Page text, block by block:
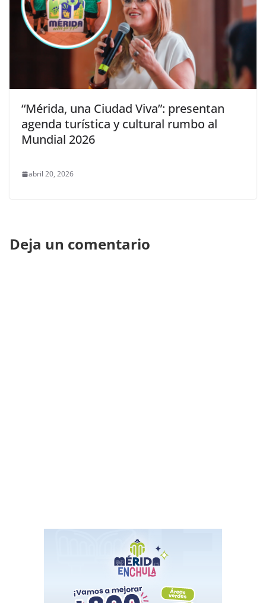
“Mérida, una Ciudad Viva”: presentan
agenda turística y cultural rumbo al
Mundial 2026
abril 20, 2026
Deja un comentario